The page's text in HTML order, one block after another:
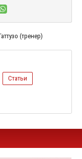
(тренер)
Статьи